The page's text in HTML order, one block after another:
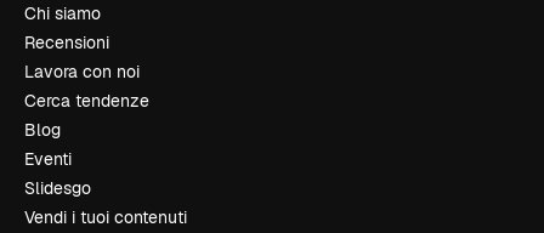
Chi siamo
Recensioni
Lavora con noi
Cerca tendenze
Blog
Eventi
Slidesgo
Vendi i tuoi contenuti